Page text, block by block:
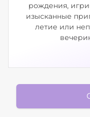
рождения,
изысканные
летие или